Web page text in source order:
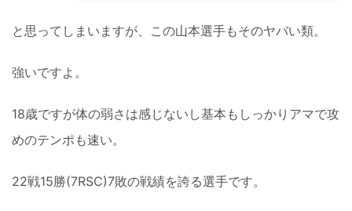
と思ってしまいますが、この山本選手もそのヤバい類。
強いですよ。
18歳ですが体の弱さは感じないし基本もしっかりアマで攻
めのテンポも速い。
22戦15勝(7RSC)7敗の戦績を誇る選手です。